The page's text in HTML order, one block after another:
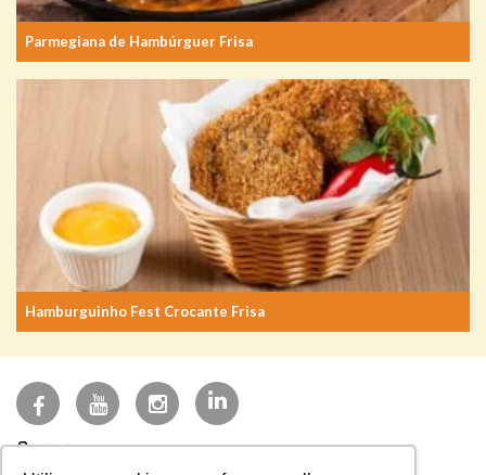
Parmegiana de Hambúrguer Frisa
Hamburguinho Fest Crocante Frisa
(27) 3723-3200